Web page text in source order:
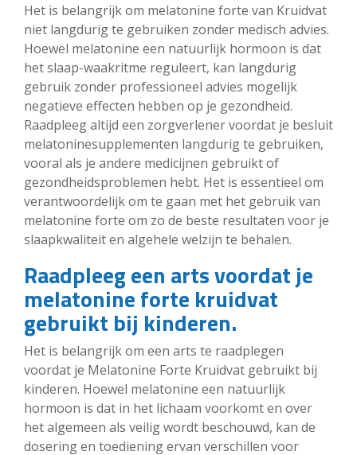
Het is belangrijk om melatonine forte van Kruidvat
niet langdurig te gebruiken zonder medisch advies.
Hoewel melatonine een natuurlijk hormoon is dat
het slaap-waakritme reguleert, kan langdurig
gebruik zonder professioneel advies mogelijk
negatieve effecten hebben op je gezondheid.
Raadpleeg altijd een zorgverlener voordat je besluit
melatoninesupplementen langdurig te gebruiken,
vooral als je andere medicijnen gebruikt of
gezondheidsproblemen hebt. Het is essentieel om
verantwoordelijk om te gaan met het gebruik van
melatonine forte om zo de beste resultaten voor je
slaapkwaliteit en algehele welzijn te behalen.
Raadpleeg een arts voordat je
melatonine forte kruidvat
gebruikt bij kinderen.
Het is belangrijk om een arts te raadplegen
voordat je Melatonine Forte Kruidvat gebruikt bij
kinderen. Hoewel melatonine een natuurlijk
hormoon is dat in het lichaam voorkomt en over
het algemeen als veilig wordt beschouwd, kan de
dosering en toediening ervan verschillen voor